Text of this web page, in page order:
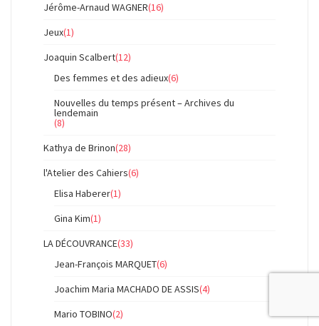
Jérôme-Arnaud WAGNER(16)
Jeux(1)
Joaquin Scalbert(12)
Des femmes et des adieux(6)
Nouvelles du temps présent – Archives du
lendemain
(8)
Kathya de Brinon(28)
l'Atelier des Cahiers(6)
Elisa Haberer(1)
Gina Kim(1)
LA DÉCOUVRANCE(33)
Jean-François MARQUET(6)
Joachim Maria MACHADO DE ASSIS(4)
Mario TOBINO(2)